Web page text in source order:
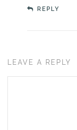
REPLY
LEAVE A REPLY